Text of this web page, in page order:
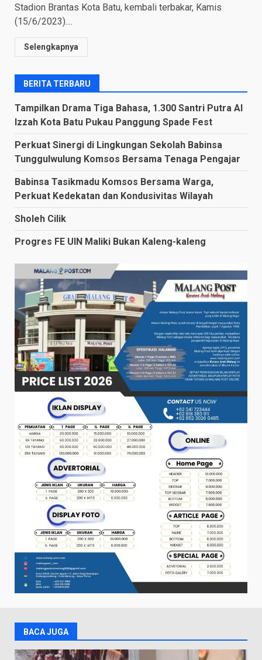
Stadion Brantas Kota Batu, kembali terbakar, Kamis
(15/6/2023)....
Selengkapnya
BERITA TERBARU
Tampilkan Drama Tiga Bahasa, 1.300 Santri Putra Al
Izzah Kota Batu Pukau Panggung Spade Fest
Perkuat Sinergi di Lingkungan Sekolah Babinsa
Tunggulwulung Komsos Bersama Tenaga Pengajar
Babinsa Tasikmadu Komsos Bersama Warga,
Perkuat Kedekatan dan Kondusivitas Wilayah
Sholeh Cilik
Progres FE UIN Maliki Bukan Kaleng-kaleng
BACA JUGA